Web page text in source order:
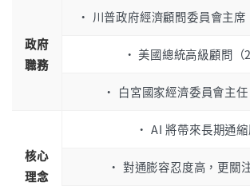
政府
職務
• 川普政府經濟顧問委員會主席
• 美國總統高級顧問（
• 白宮國家經濟委員會主任
核心
理念
• AI 將帶來長期通
• 對通膨容忍度高，更關